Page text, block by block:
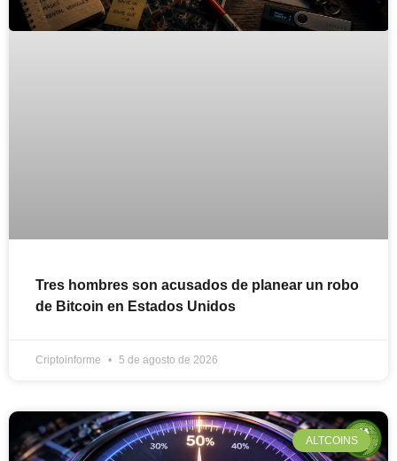
Tres hombres son acusados de planear un robo
de Bitcoin en Estados Unidos
Criptoinforme 5 de agosto de 2026
ALTCOINS